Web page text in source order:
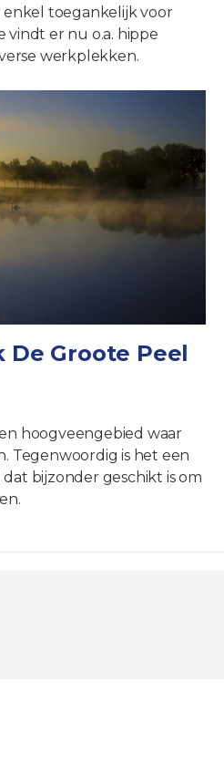
enkel toegankelijk voor
vindt er nu o.a. hippe
werkplekken.
De Groote Peel
hoogveengebied waar
Tegenwoordig is het een
bijzonder geschikt is om